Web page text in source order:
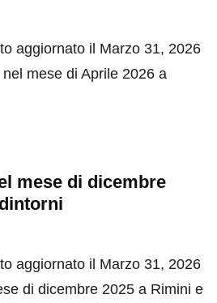
aggiornato il Marzo 31, 2026
mese di Aprile 2026 a
mese di dicembre
aggiornato il Marzo 31, 2026
di dicembre 2025 a Rimini e